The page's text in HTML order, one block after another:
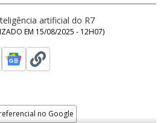
artificial do R7
EM 15/08/2025 - 12H07)
no Google